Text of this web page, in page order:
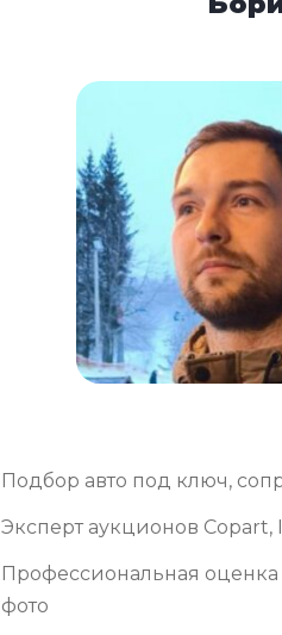
Подбор авто под ключ,
Эксперт аукционов Copart,
Профессиональная оценка
фото